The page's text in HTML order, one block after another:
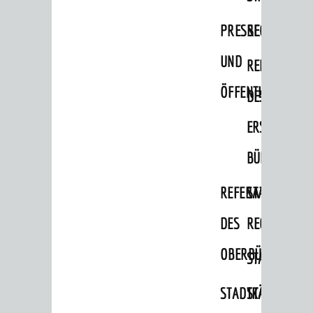
PRESSE-
UND REFERAT
DES
ERSTEN
REFERAT
DES
STABSSTELLE
RECHT
STADTKÄMMEREI
Vermiete doch an deine Stadt